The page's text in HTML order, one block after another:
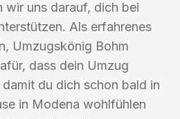
wir uns darauf, dich bei
Als erfahrenes
Umzugskönig Bohm
dass dein Umzug
du dich schon bald in
in Modena wohlfühlen